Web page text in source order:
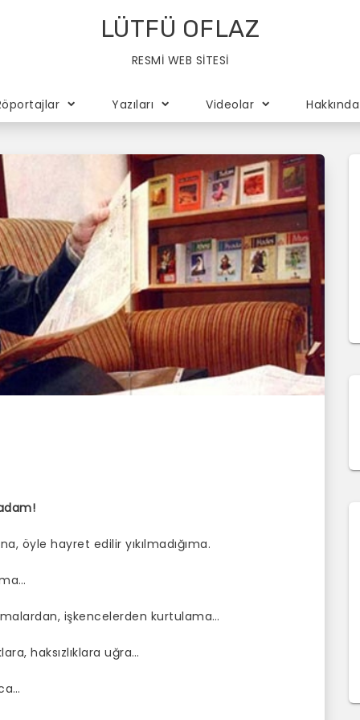
LÜTFÜ OFLAZ
RESMİ WEB SİTESİ
Yazıları Videolar
öyle hayret edilir yıkılmadığıma.
işkencelerden kurtulama…
haksızlıklara uğra…